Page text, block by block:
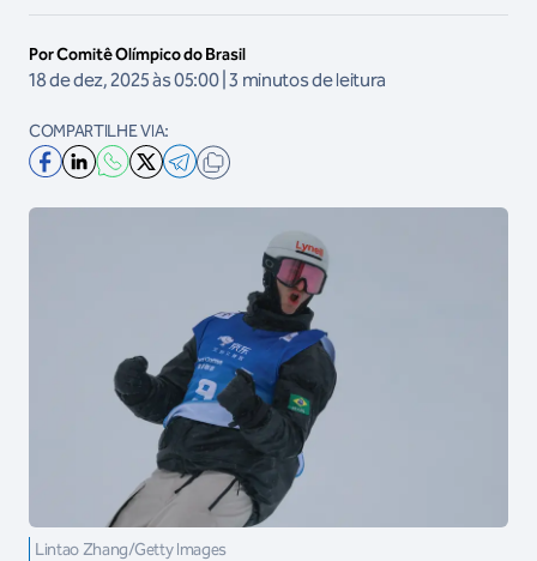
Por Comitê Olímpico do Brasil
18 de dez, 2025 às 05:00 | 3 minutos de leitura
COMPARTILHE VIA:
Lintao Zhang/Getty Images